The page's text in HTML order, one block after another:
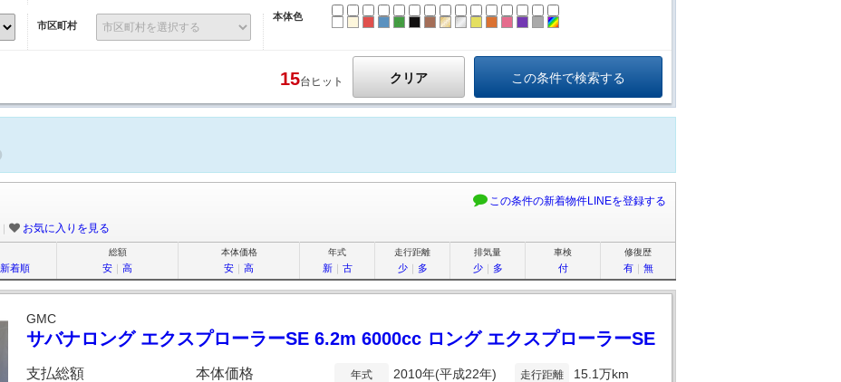
市区町村
本体色
レッドブルーグリーン
ブラック
ブラウンゴールド パープル
グレー
クリア
15台ヒット
この条件の新着物件LINEを登録する
｜ お気に入りを見る
新着順
総額
安 ｜ 高
本体価格
安 ｜ 高
年式
新｜ 古
走行距離
少｜ 多
排気量
少｜ 多
車検
付
修復歴
有｜ 無
GMC
サバナロング エクスプローラーSE 6.2m 6000cc ロング エクスプローラーSE
支払総額 本体価格 年式 2010年(平成22年) 走行距離 15.1万km